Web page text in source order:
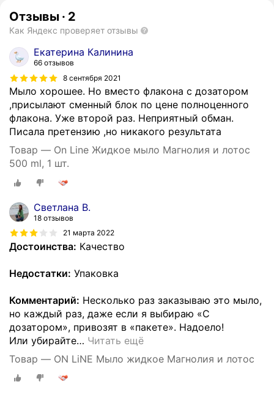
Отзывы · 2
Как Яндекс проверяет отзывы
Екатерина Калинина
66 отзывов
8 сентября 2021
Мыло хорошее. Но вместо флакона с дозатором
,присылают сменный блок по цене полноценного
флакона. Уже второй раз. Неприятный обман.
Писала претензию ,но никакого результата
Товар — On Line Жидкое мыло Магнолия и лотос
500 ml, 1 шт.
Светлана В.
18 отзывов
21 марта 2022
Достоинства: Качество
Недостатки: Упаковка
Комментарий: Несколько раз заказываю это мыло,
но каждый раз, даже если я выбираю «С
дозатором», привозят в «пакете». Надоело!
Или убирайте… Читать ещё
Товар — ON LiNE Мыло жидкое Магнолия и лотос